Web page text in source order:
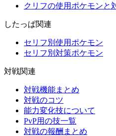
クリフの使用ポケモンと
したっぱ関連
セリフ別使用ポケモン
セリフ別対策ポケモン
対戦関連
対戦機能まとめ
対戦のコツ
能力変化技について
PvP用の技一覧
対戦の報酬まとめ